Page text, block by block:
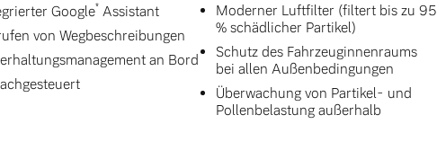
Google* Assistant
von Wegbeschreibungen
an Bord
Moderner Luftfilter (filtert bis zu 95
% schädlicher Partikel)
Schutz des Fahrzeuginnenraums
bei allen Außenbedingungen
Überwachung von Partikel- und
Pollenbelastung außerhalb